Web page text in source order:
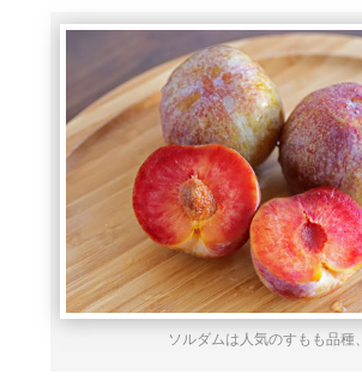
ソルダムは人気のすもも品種、